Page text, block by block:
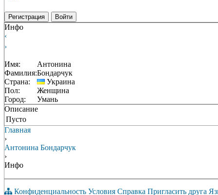
Регистрация Войти
Инфо
‹
›
Имя:
Антонина
Фамилия:Бондарчук
Страна:
Украина
Пол:
Женщина
Город:
Умань
Описание
Пусто
Главная
›
Антонина Бондарчук
›
Инфо
Конфиденциальность Условия Справка Пригласить друга